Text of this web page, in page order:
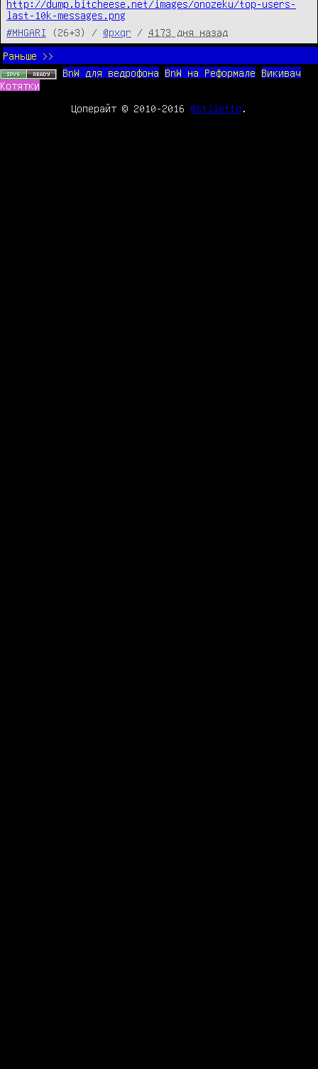
http://dump.bitcheese.net/images/onozeku/top-users-
last-10k-messages.png
#MHGARI
(26+3) / @pxqr / 4173 дня назад
Раньше >>
BnW для ведрофона
BnW на Реформале
Викивач
Котятки
Цоперайт © 2010-2016 @stiletto